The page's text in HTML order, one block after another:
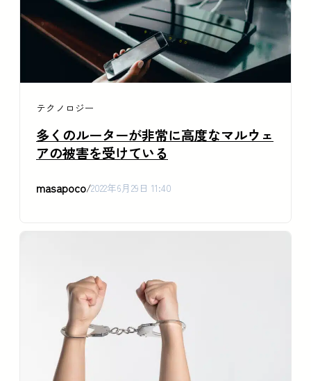
テクノロジー
多くのルーターが非常に高度なマルウェ
アの被害を受けている
masapoco/2022年6月29日 11:40